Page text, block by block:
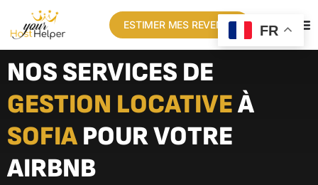
ESTIMER MES REVENUS
NOS SERVICES DE
GESTION LOCATIVEÀ
SOFIA POUR VOTRE
AIRBNB
FR